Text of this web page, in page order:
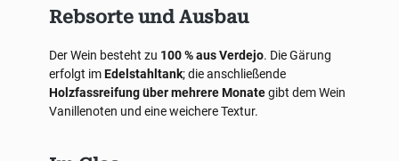
Rebsorte und Ausbau
Der Wein besteht zu 100 % aus Verdejo. Die Gärung
erfolgt imEdelstahltank; die anschließende
Holzfassreifung über mehrere Monategibt dem Wein
Vanillenoten und eine weichere Textur.